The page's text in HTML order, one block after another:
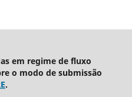
em regime de fluxo
o modo de submissão
.